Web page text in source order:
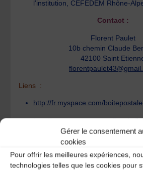
Gérer le consentement
cookies
Pour offrir les meilleures expériences,
technologies telles que les cookies pour
l’institution, CEFEDEM Rhône-
Contact :
Florent Paulet
10b chemin Claude
42100 Saint
Liens :
http://fr.myspace.com/
http://www.myspace.com/